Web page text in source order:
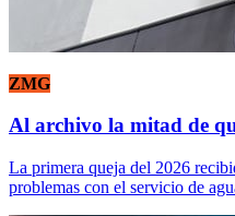
ZMG
Al archivo la mitad de
La primera queja del 2026
problemas con el servicio de